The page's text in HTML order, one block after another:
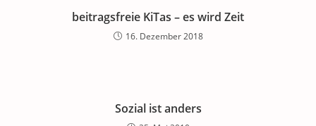
beitragsfreie KiTas – es wird Zeit
16. Dezember 2018
Sozial ist anders